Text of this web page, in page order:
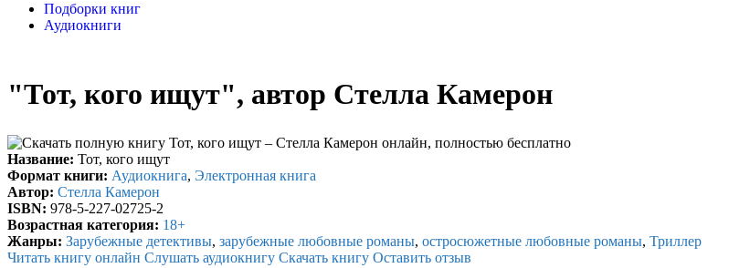
Подборки книг
Аудиокниги
"Тот, кого ищут", автор Стелла Камерон
Название: Тот, кого ищут
Формат книги: Аудиокнига, Электронная книга
Автор: Стелла Камерон
ISBN: 978-5-227-02725-2
Возрастная категория: 18+
Жанры: Зарубежные детективы, зарубежные любовные романы, остросюжетные любовные романы, Триллер
Читать книгу онлайн Слушать аудиокнигу Скачать книгу Оставить отзыв